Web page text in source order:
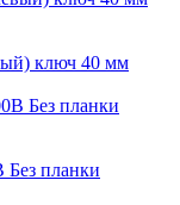
ключ 40 мм
Без планки